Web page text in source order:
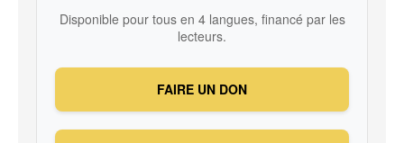
Disponible pour tous en 4 langues, financé par les
lecteurs.
FAIRE UN DON